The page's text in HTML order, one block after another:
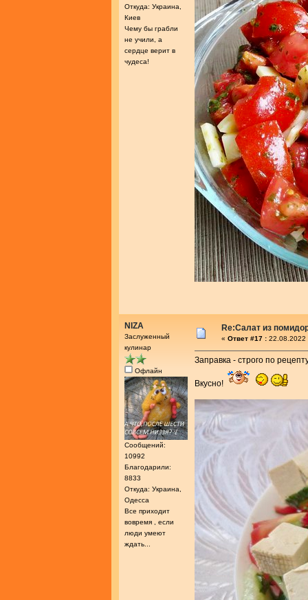
Откуда: Украина,
Киев
Чему бы грабли
не учили, а
сердце верит в
чудеса!
NIZA
Заслуженный
кулинар
Офлайн
Сообщений:
10992
Благодарили:
8833
Откуда: Украина,
Одесса
Все приходит
вовремя , если
люди умеют
ждать...
Re:Салат из
« Ответ #17 : 22.08.2022
Заправка - строго по
Вкусно!